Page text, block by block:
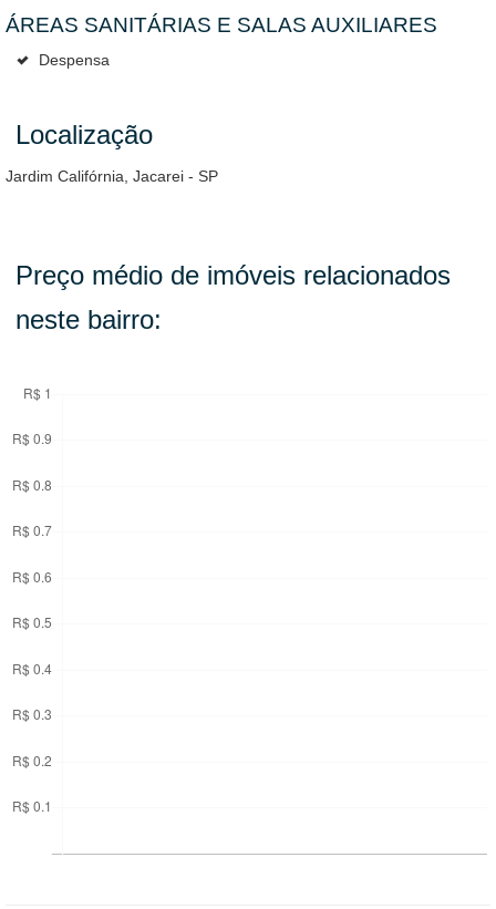
ÁREAS SANITÁRIAS E SALAS AUXILIARES
Despensa
Localização
Jardim Califórnia, Jacarei - SP
Preço médio de imóveis relacionados
neste bairro: